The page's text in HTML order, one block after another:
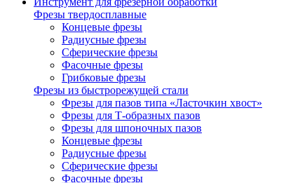
Фрезы твердосплавные
Концевые фрезы
Радиусные фрезы
Сферические фрезы
Фасочные фрезы
Грибковые фрезы
Фрезы из быстрорежущей стали
Фрезы для пазов типа «Ласточкин хвост»
Фрезы для Т-образных пазов
Фрезы для шпоночных пазов
Концевые фрезы
Радиусные фрезы
Сферические фрезы
Фасочные фрезы